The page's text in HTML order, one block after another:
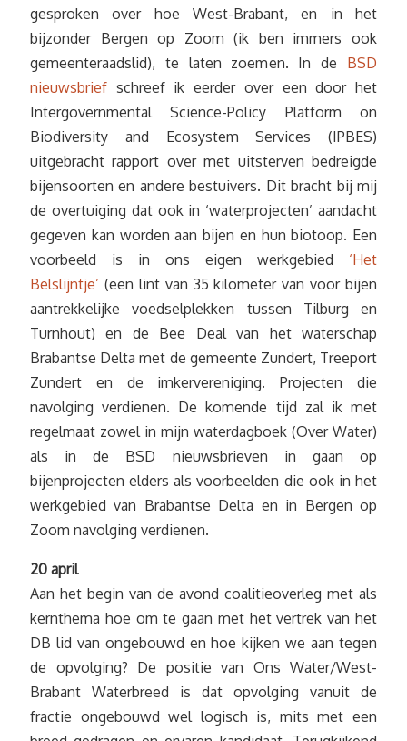
gesproken over hoe West-Brabant, en in het
bijzonder Bergen op Zoom (ik ben immers ook
gemeenteraadslid), te laten zoemen. In de BSD
nieuwsbrief schreef ik eerder over een door het
Intergovernmental Science-Policy Platform on
Biodiversity and Ecosystem Services (IPBES)
uitgebracht rapport over met uitsterven bedreigde
bijensoorten en andere bestuivers. Dit bracht bij mij
de overtuiging dat ook in ‘waterprojecten’ aandacht
gegeven kan worden aan bijen en hun biotoop. Een
voorbeeld is in ons eigen werkgebied ‘Het
Belslijntje’ (een lint van 35 kilometer van voor bijen
aantrekkelijke voedselplekken tussen Tilburg en
Turnhout) en de Bee Deal van het waterschap
Brabantse Delta met de gemeente Zundert, Treeport
Zundert en de imkervereniging. Projecten die
navolging verdienen. De komende tijd zal ik met
regelmaat zowel in mijn waterdagboek (Over Water)
als in de BSD nieuwsbrieven in gaan op
bijenprojecten elders als voorbeelden die ook in het
werkgebied van Brabantse Delta en in Bergen op
Zoom navolging verdienen.
20 april
Aan het begin van de avond coalitieoverleg met als
kernthema hoe om te gaan met het vertrek van het
DB lid van ongebouwd en hoe kijken we aan tegen
de opvolging? De positie van Ons Water/West-
Brabant Waterbreed is dat opvolging vanuit de
fractie ongebouwd wel logisch is, mits met een